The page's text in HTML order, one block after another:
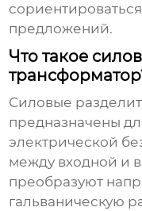
предложений.
Что такое
Силовые
предназначены
электрической
между входной и
преобразуют
гальваническую